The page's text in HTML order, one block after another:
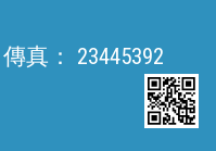
傳真： 23445392